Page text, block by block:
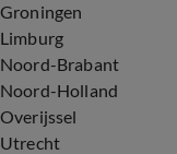
Groningen
Limburg
Noord-Brabant
Noord-Holland
Overijssel
Utrecht